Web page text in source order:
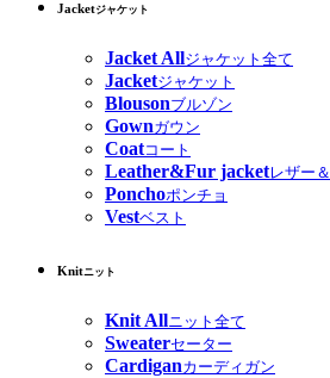
Jacketジャケット
Jacket Allジャケット全て
Jacketジャケット
Blousonブルゾン
Gownガウン
Coatコート
Leather&Fur jacketレザー
Ponchoポンチョ
Vestベスト
Knitニット
Knit Allニット全て
Sweaterセーター
Cardiganカーディガン